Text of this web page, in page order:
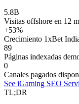
5.8B
Visitas offshore en 12
+53%
Crecimiento 1xBet
89
Páginas indexadas
0
Canales pagados
See iGaming SEO
TL;DR